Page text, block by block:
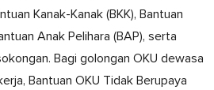
Kanak-Kanak (BKK), Bantuan
Anak Pelihara (BAP), serta
Bagi golongan OKU dewasa
Bantuan OKU Tidak Berupaya